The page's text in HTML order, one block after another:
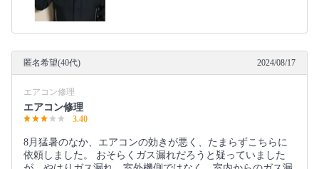
匿名希望(40代) 2024/08/17
エアコン修理
エアコン修理
3.40
8月猛暑のなか、エアコンの効きが悪く、たまらずこちらに
依頼しました。 おそらくガス漏れだろうと疑っていました